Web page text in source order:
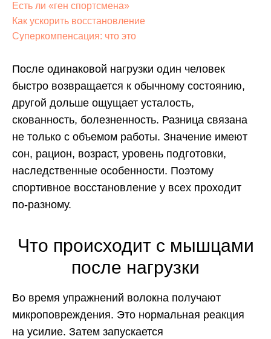
Есть ли «ген спортсмена»
Как ускорить восстановление
Суперкомпенсация: что это
После одинаковой нагрузки один человек
быстро возвращается к обычному состоянию,
другой дольше ощущает усталость,
скованность, болезненность. Разница связана
не только с объемом работы. Значение имеют
сон, рацион, возраст, уровень подготовки,
наследственные особенности. Поэтому
спортивное восстановление у всех проходит
по-разному.
Что происходит с мышцами
после нагрузки
Во время упражнений волокна получают
микроповреждения. Это нормальная реакция
на усилие. Затем запускается